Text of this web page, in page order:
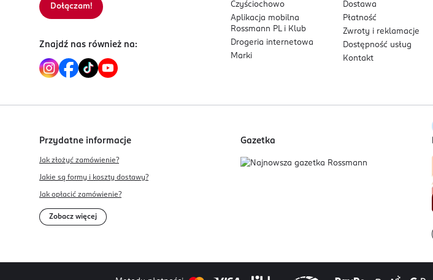
Dołączam!
Znajdź nas również na:
Czyściochowo
Aplikacja mobilna
Rossmann PL i Klub
Drogeria internetowa
Marki
Dostawa
Płatność
Zwroty i reklamacje
Dostępność usług
Kontakt
Przydatne informacje
Jak złożyć zamówienie?
Jakie są formy i koszty dostawy?
Jak opłacić zamówienie?
Zobacz więcej
Gazetka